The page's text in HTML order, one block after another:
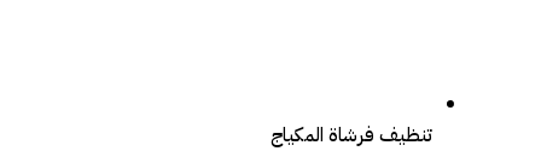
تنظيف فرشاة المكياج